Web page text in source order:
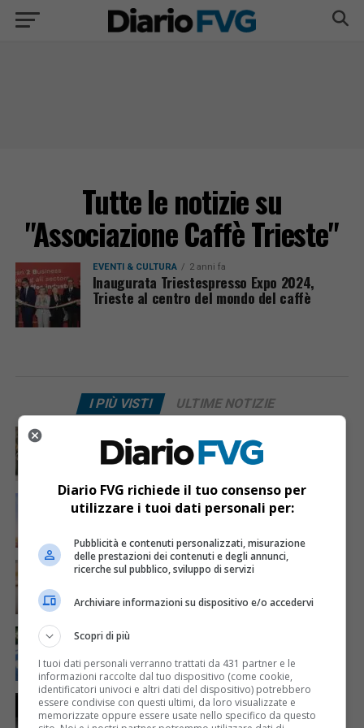
Tutte le notizie su
"Associazione Caffè Trieste"
EVENTI & CULTURA 2 anni fa
Inaugurata Triestespresso Expo 2024,
Trieste al centro del mondo del caffè
I PIÙ VISTI ULTIME NOTIZIE
Acqua da usare con cautela nell’Udinese: ecco tutte
le frazioni sotto osservazione
ECONOMIA & LAVORO 7 ore fa
Bollette più leggere nei condomini, nuovo bando FVG
CRONACA & ATTUALITÀ 4 giorni fa
Mattia Ranghetti muore a 29 anni dopo la
folgorazione alle Ferriere Nord di Osoppo
CRONACA & ATTUALITÀ
Arrivano 142 nuovi poliziotti in Friuli-Venezia Giulia:
61 saranno assegnati a Trieste
CRONACA & ATTUALITÀ 10 ore fa
Due terremoti in poche ore scuotono la Croazia: la
Diario FVG richiede il tuo consenso per
utilizzare i tuoi dati personali per:
Pubblicità e contenuti personalizzati, misurazione
delle prestazioni dei contenuti e degli annunci,
ricerche sul pubblico, sviluppo di servizi
Archiviare informazioni su dispositivo e/o accedervi
Scopri di più
I tuoi dati personali verranno trattati da 431 partner e le
informazioni raccolte dal tuo dispositivo (come cookie,
identificatori univoci e altri dati del dispositivo) potrebbero
essere condivise con questi ultimi, da loro visualizzate e
memorizzate oppure essere usate nello specifico da questo